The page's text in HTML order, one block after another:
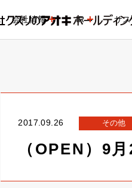
会社情報 IR サ
2017.09.26 その他
（OPEN）9